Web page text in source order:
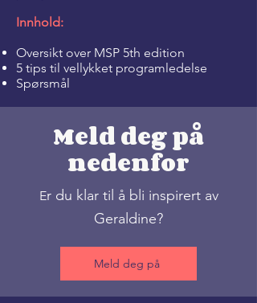
Innhold:
Oversikt over MSP 5th edition
5 tips til vellykket programledelse
Spørsmål
Meld deg på
nedenfor
Er du klar til å bli inspirert av
Geraldine?
Meld deg på